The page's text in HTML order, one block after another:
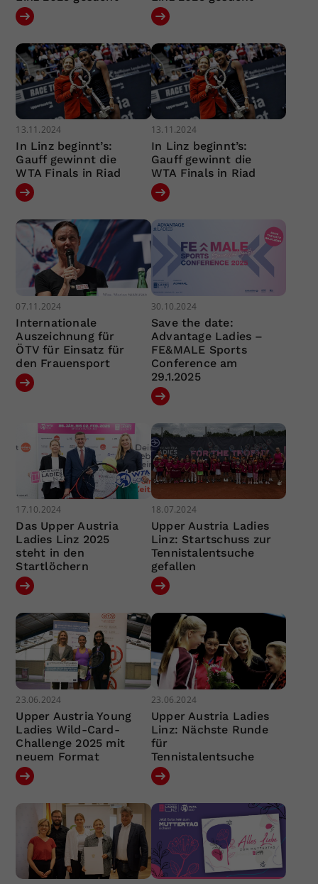
13.11.2024
In Linz beginnt’s:
Gauff gewinnt die
WTA Finals in Riad
13.11.2024
In Linz beginnt’s:
Gauff gewinnt die
WTA Finals in Riad
07.11.2024
Internationale
Auszeichnung für
ÖTV für Einsatz für
den Frauensport
30.10.2024
Save the date:
Advantage Ladies –
FE&MALE Sports
Conference am
29.1.2025
17.10.2024
Das Upper Austria
Ladies Linz 2025
steht in den
Startlöchern
18.07.2024
Upper Austria Ladies
Linz: Startschuss zur
Tennistalentsuche
gefallen
23.06.2024
Upper Austria Young
Ladies Wild-Card-
Challenge 2025 mit
neuem Format
23.06.2024
Upper Austria Ladies
Linz: Nächste Runde
für
Tennistalentsuche